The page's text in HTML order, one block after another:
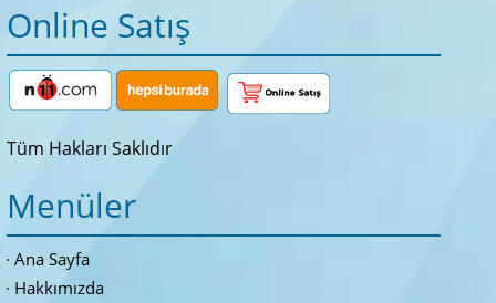
Online Satış
Tüm Hakları Saklıdır
Menüler
Ana Sayfa
Hakkımızda